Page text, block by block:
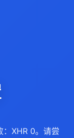
XHR 0。请尝